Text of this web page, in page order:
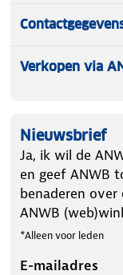
Verkopen via
Nieuwsbrief
Ja, ik wil de
en geef ANWB
benaderen
ANWB
*Alleen voor leden
E-mailadres